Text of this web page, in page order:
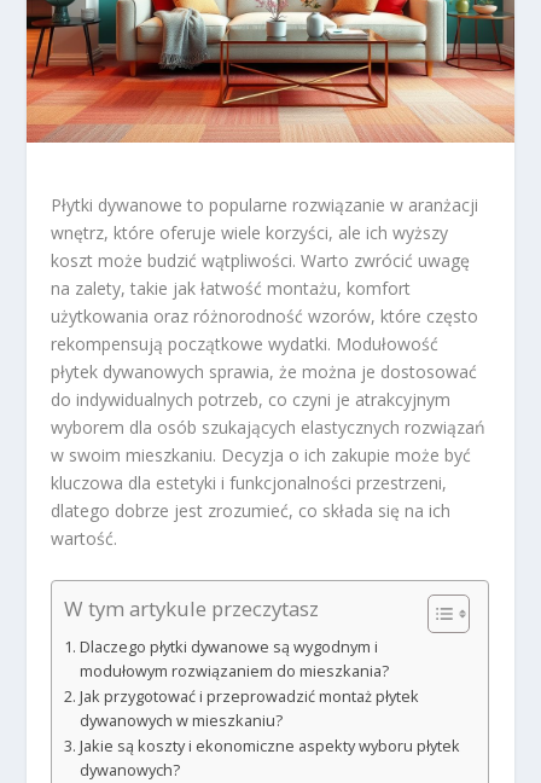
Płytki dywanowe to popularne rozwiązanie w aranżacji
wnętrz, które oferuje wiele korzyści, ale ich wyższy
koszt może budzić wątpliwości. Warto zwrócić uwagę
na zalety, takie jak łatwość montażu, komfort
użytkowania oraz różnorodność wzorów, które często
rekompensują początkowe wydatki. Modułowość
płytek dywanowych sprawia, że można je dostosować
do indywidualnych potrzeb, co czyni je atrakcyjnym
wyborem dla osób szukających elastycznych rozwiązań
w swoim mieszkaniu. Decyzja o ich zakupie może być
kluczowa dla estetyki i funkcjonalności przestrzeni,
dlatego dobrze jest zrozumieć, co składa się na ich
wartość.
W tym artykule przeczytasz
Dlaczego płytki dywanowe są wygodnym i
modułowym rozwiązaniem do mieszkania?
Jak przygotować i przeprowadzić montaż płytek
dywanowych w mieszkaniu?
Jakie są koszty i ekonomiczne aspekty wyboru płytek
dywanowych?